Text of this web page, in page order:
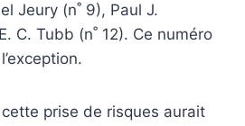
Jeury (n˚ 9), Paul J.
C. Tubb (n˚ 12). Ce numéro
prise de risques aurait